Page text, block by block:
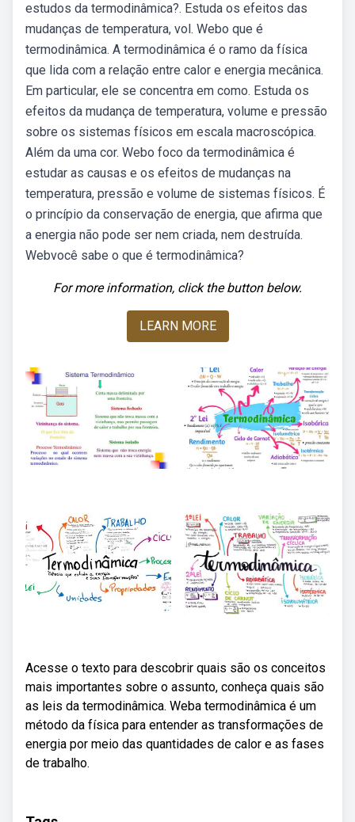
estudos da termodinâmica?. Estuda os efeitos das
mudanças de temperatura, vol. Webo que é
termodinâmica. A termodinâmica é o ramo da física
que lida com a relação entre calor e energia mecânica.
Em particular, ele se concentra em como. Estuda os
efeitos da mudança de temperatura, volume e pressão
sobre os sistemas físicos em escala macroscópica.
Além da uma cor. Webo foco da termodinâmica é
estudar as causas e os efeitos de mudanças na
temperatura, pressão e volume de sistemas físicos. É
o princípio da conservação de energia, que afirma que
a energia não pode ser nem criada, nem destruída.
Webvocê sabe o que é termodinâmica?
For more information, click the button below.
LEARN MORE
Acesse o texto para descobrir quais são os conceitos
mais importantes sobre o assunto, conheça quais são
as leis da termodinâmica. Weba termodinâmica é um
método da física para entender as transformações de
energia por meio das quantidades de calor e as fases
de trabalho.